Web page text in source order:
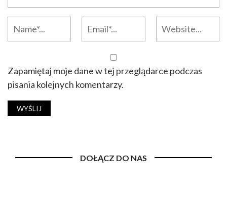
Zapamiętaj moje dane w tej przeglądarce podczas
pisania kolejnych komentarzy.
DOŁĄCZ DO NAS